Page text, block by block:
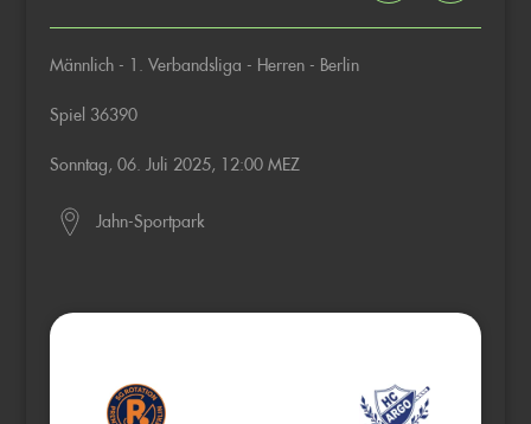
Männlich - 1. Verbandsliga - Herren - Berlin
Spiel 36390
Sonntag, 06. Juli 2025, 12:00 MEZ
Jahn-Sportpark